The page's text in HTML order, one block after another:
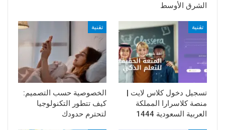
الشرق الأوسط
تقنية
تسجيل دخول كلاس لايت |
منصة كلاسرارا المملكة
العربية السعودية 1444
تقنية
الخصوصية حسب التصميم:
كيف تتطور التكنولوجيا
لتحترم حدودك